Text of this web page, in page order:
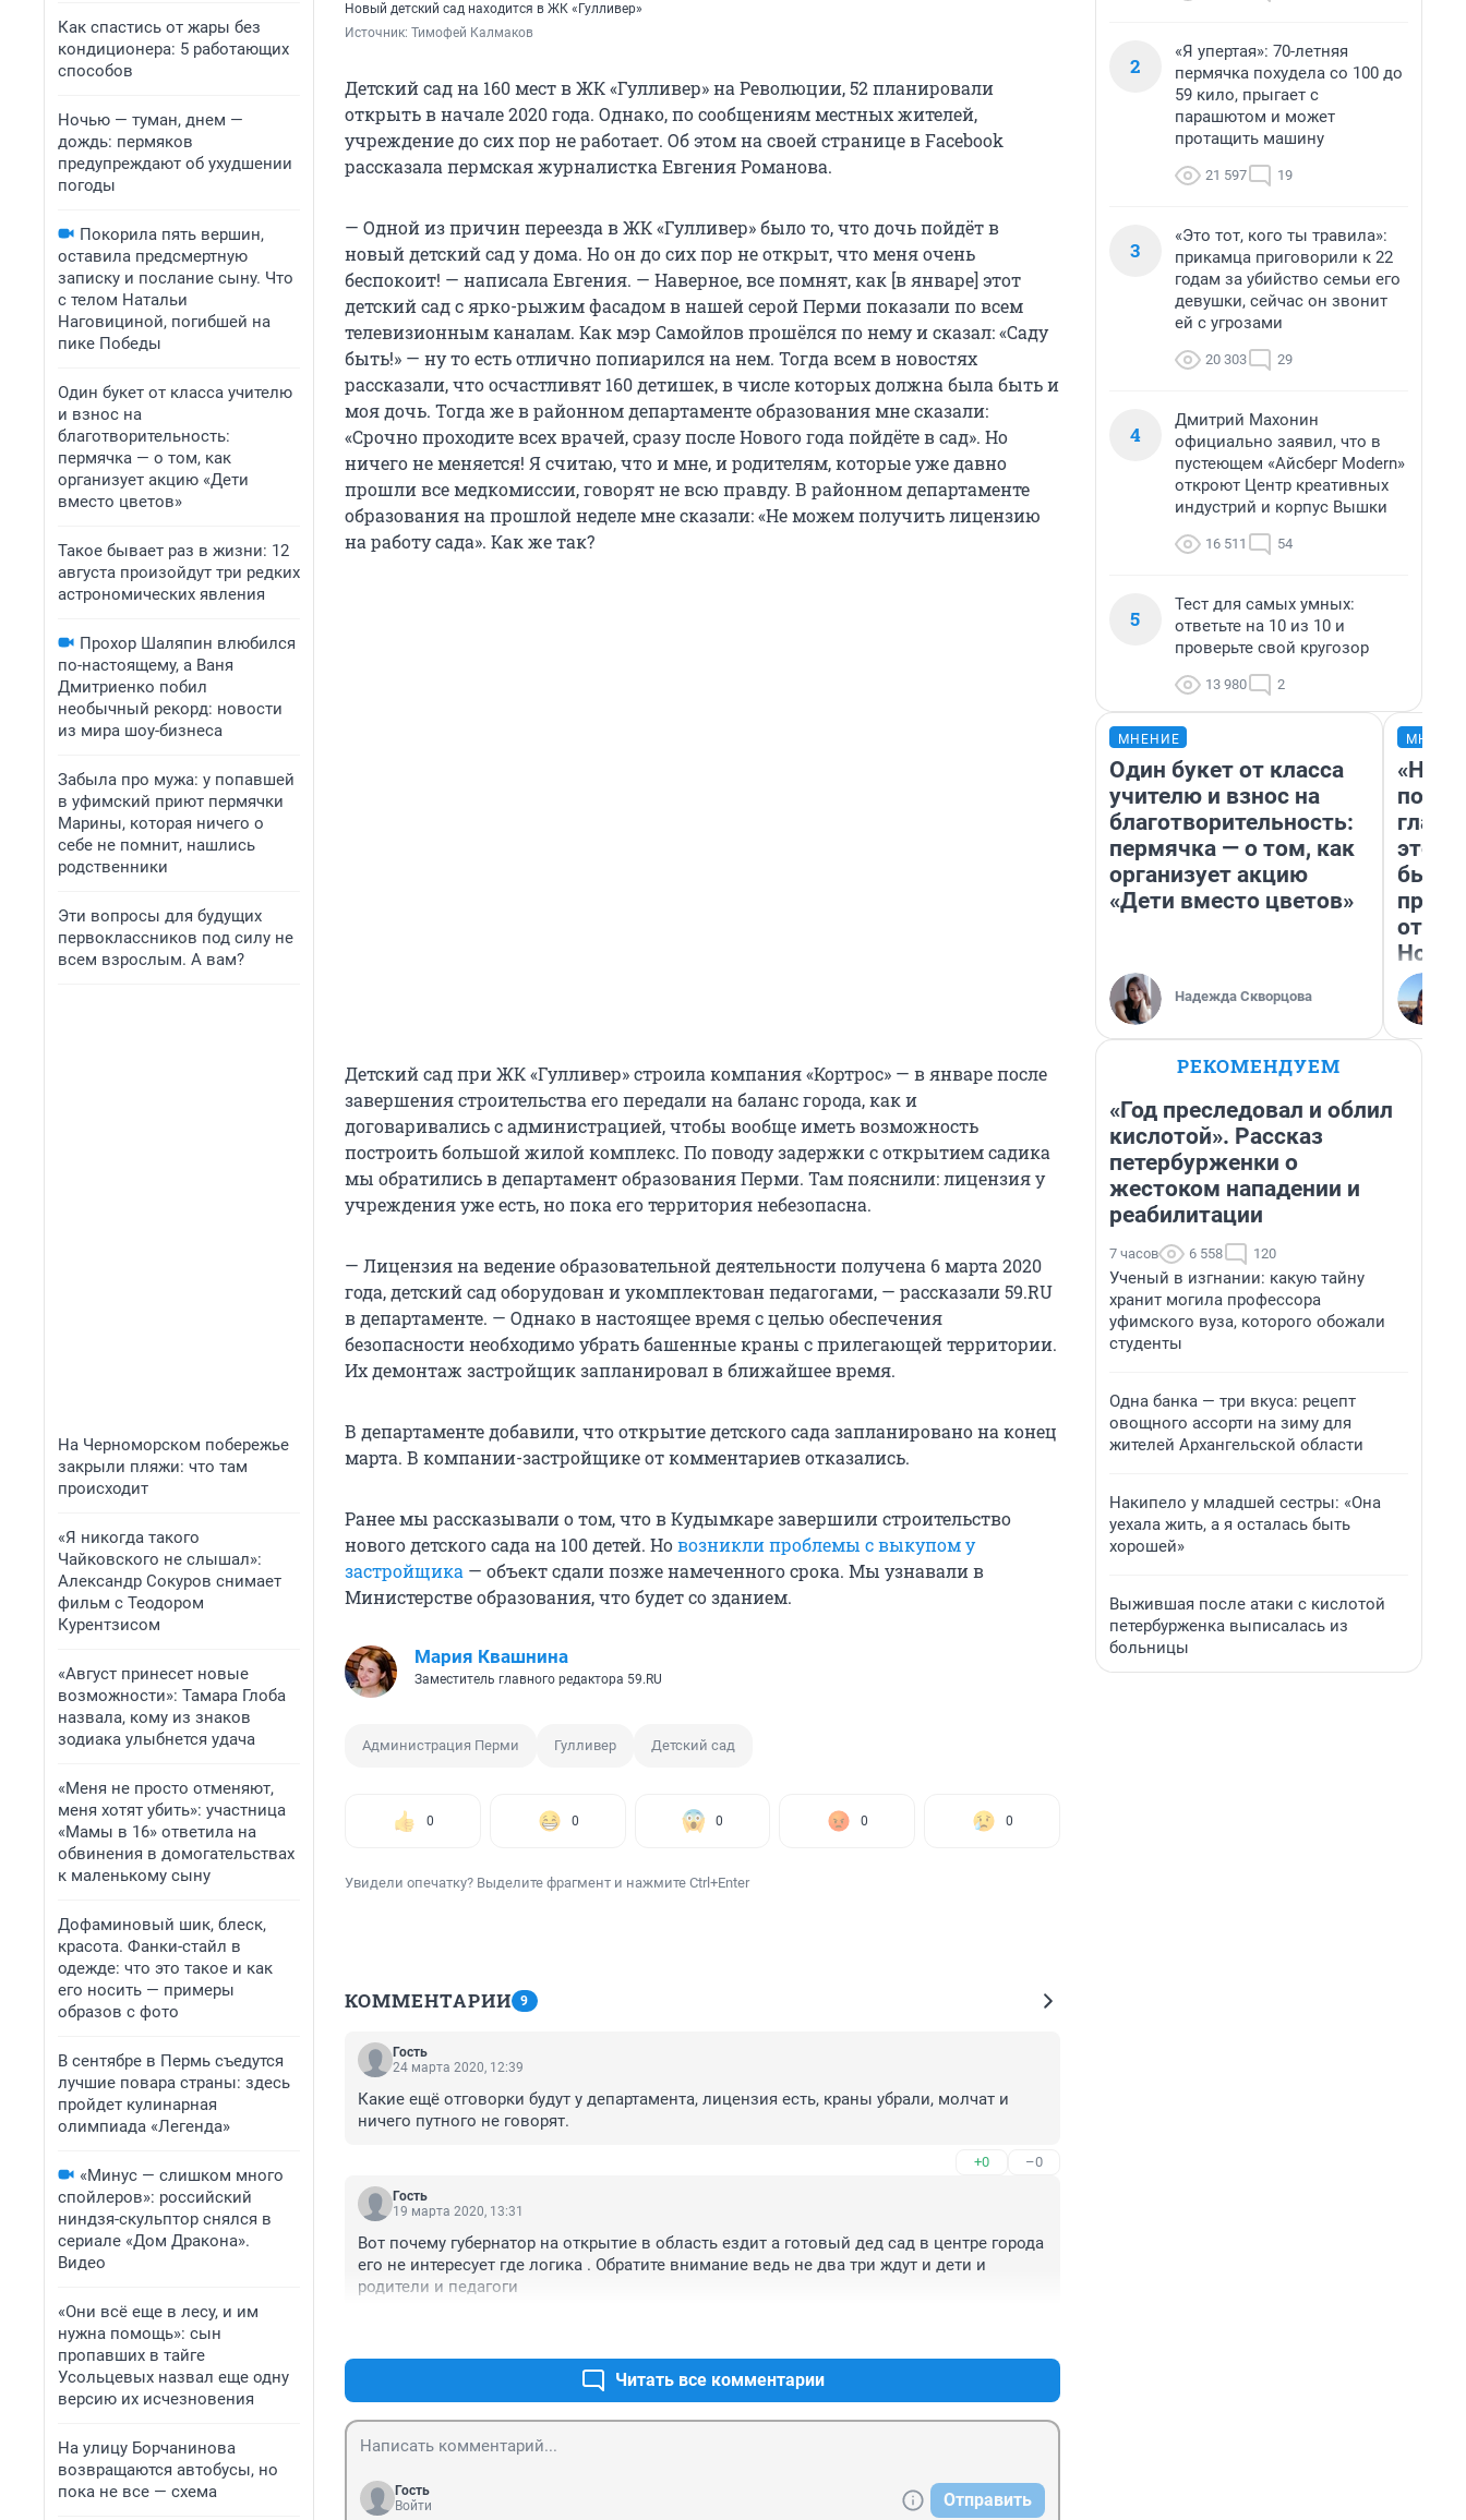
Как спастись от жары без
кондиционера: 5 работающих
способов
Ночью — туман, днем —
дождь: пермяков
предупреждают об ухудшении
погоды
Покорила пять вершин,
оставила предсмертную
записку и послание сыну. Что
с телом Натальи
Наговициной, погибшей на
пике Победы
Один букет от класса учителю
и взнос на
благотворительность:
пермячка — о том, как
организует акцию «Дети
вместо цветов»
Такое бывает раз в жизни: 12
августа произойдут три редких
астрономических явления
Прохор Шаляпин влюбился
по-настоящему, а Ваня
Дмитриенко побил
необычный рекорд: новости
из мира шоу-бизнеса
Забыла про мужа: у попавшей
в уфимский приют пермячки
Марины, которая ничего о
себе не помнит, нашлись
родственники
Эти вопросы для будущих
первоклассников под силу не
всем взрослым. А вам?
На Черноморском побережье
закрыли пляжи: что там
происходит
«Я никогда такого
Чайковского не слышал»:
Александр Сокуров снимает
фильм с Теодором
Курентзисом
«Август принесет новые
возможности»: Тамара Глоба
назвала, кому из знаков
зодиака улыбнется удача
«Меня не просто отменяют,
меня хотят убить»: участница
«Мамы в 16» ответила на
обвинения в домогательствах
к маленькому сыну
Дофаминовый шик, блеск,
красота. Фанки-стайл в
одежде: что это такое и как
его носить — примеры
образов с фото
В сентябре в Пермь съедутся
лучшие повара страны: здесь
пройдет кулинарная
олимпиада «Легенда»
«Минус — слишком много
спойлеров»: российский
ниндзя-скульптор снялся в
сериале «Дом Дракона».
Видео
«Они всё еще в лесу, и им
нужна помощь»: сын
пропавших в тайге
Усольцевых назвал еще одну
версию их исчезновения
На улицу Борчанинова
возвращаются автобусы, но
пока не все — схема
Новый детский сад находится в ЖК «Гулливер»
Источник: Тимофей Калмаков
Детский сад на 160 мест в ЖК «Гулливер» на Революции, 52 планировали
открыть в начале 2020 года. Однако, по сообщениям местных жителей,
учреждение до сих пор не работает. Об этом на своей странице в Facebook
рассказала пермская журналистка Евгения Романова.
— Одной из причин переезда в ЖК «Гулливер» было то, что дочь пойдёт в
новый детский сад у дома. Но он до сих пор не открыт, что меня очень
беспокоит! — написала Евгения. — Наверное, все помнят, как [в январе] этот
детский сад с ярко-рыжим фасадом в нашей серой Перми показали по всем
телевизионным каналам. Как мэр Самойлов прошёлся по нему и сказал: «Саду
быть!» — ну то есть отлично попиарился на нем. Тогда всем в новостях
рассказали, что осчастливят 160 детишек, в числе которых должна была быть и
моя дочь. Тогда же в районном департаменте образования мне сказали:
«Срочно проходите всех врачей, сразу после Нового года пойдёте в сад». Но
ничего не меняется! Я считаю, что и мне, и родителям, которые уже давно
прошли все медкомиссии, говорят не всю правду. В районном департаменте
образования на прошлой неделе мне сказали: «Не можем получить лицензию
на работу сада». Как же так?
Детский сад при ЖК «Гулливер» строила компания «Кортрос» — в январе после
завершения строительства его передали на баланс города, как и
договаривались с администрацией, чтобы вообще иметь возможность
построить большой жилой комплекс. По поводу задержки с открытием садика
мы обратились в департамент образования Перми. Там пояснили: лицензия у
учреждения уже есть, но пока его территория небезопасна.
— Лицензия на ведение образовательной деятельности получена 6 марта 2020
года, детский сад оборудован и укомплектован педагогами, — рассказали 59.RU
в департаменте. — Однако в настоящее время с целью обеспечения
безопасности необходимо убрать башенные краны с прилегающей территории.
Их демонтаж застройщик запланировал в ближайшее время.
В департаменте добавили, что открытие детского сада запланировано на конец
марта. В компании-застройщике от комментариев отказались.
Ранее мы рассказывали о том, что в Кудымкаре завершили строительство
нового детского сада на 100 детей. Новозникли проблемы с выкупом у
застройщика — объект сдали позже намеченного срока. Мы узнавали в
Министерстве образования, что будет со зданием.
Мария Квашнина
Заместитель главного редактора 59.RU
Администрация Перми Гулливер Детский сад
0 0 0 0 0
Увидели опечатку? Выделите фрагмент и нажмите Ctrl+Enter
КОММЕНТАРИИ 9
Гость
24 марта 2020, 12:39
Какие ещё отговорки будут у департамента, лицензия есть, краны убрали, молчат и
ничего путного не говорят.
+0 –0
Гость
19 марта 2020, 13:31
Вот почему губернатор на открытие в область ездит а готовый дед сад в центре города
его не интересует где логика . Обратите внимание ведь не два три ждут и дети и
родители и педагоги
Читать все комментарии
Гость
Войти
Отправить
2
«Я упертая»: 70-летняя
пермячка похудела со 100 до
59 кило, прыгает с
парашютом и может
протащить машину
21 597 19
3
«Это тот, кого ты травила»:
прикамца приговорили к 22
годам за убийство семьи его
девушки, сейчас он звонит
ей с угрозами
20 303 29
4
Дмитрий Махонин
официально заявил, что в
пустеющем «Айсберг Modern»
откроют Центр креативных
индустрий и корпус Вышки
16 511 54
5
Тест для самых умных:
ответьте на 10 из 10 и
проверьте свой кругозор
13 980 2
МНЕНИЕ
Один букет от класса
учителю и взнос на
благотворительность:
пермячка — о том, как
организует акцию
«Дети вместо цветов»
Надежда Скворцова
этого
бьет
РЕКОМЕНДУЕМ
«Год преследовал и облил
кислотой». Рассказ
петербурженки о
жестоком нападении и
реабилитации
7 часов 6 558 120
Ученый в изгнании: какую тайну
хранит могила профессора
уфимского вуза, которого обожали
студенты
Одна банка — три вкуса: рецепт
овощного ассорти на зиму для
жителей Архангельской области
Накипело у младшей сестры: «Она
уехала жить, а я осталась быть
хорошей»
Выжившая после атаки с кислотой
петербурженка выписалась из
больницы